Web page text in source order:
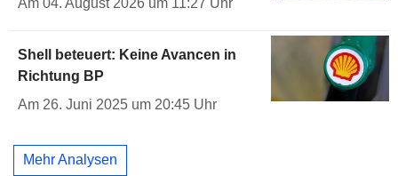
Shell beteuert: Keine Avancen in
Richtung BP
Am 26. Juni 2025 um 20:45 Uhr
Mehr Analysen